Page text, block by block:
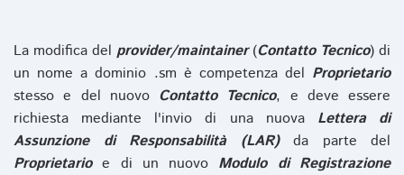
La modifica del provider/maintainer(Contatto Tecnico) di
un nome a dominio .sm è competenza del Proprietario
stesso e del nuovo Contatto Tecnico, e deve essere
richiesta mediante l'invio di una nuova Lettera di
Assunzione di Responsabilità (LAR)da parte del
Proprietarioe di un nuovo Modulo di Registrazione